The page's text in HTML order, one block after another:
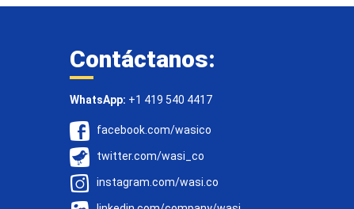
Contáctanos:
WhatsApp: +1 419 540 4417
facebook.com/wasico
twitter.com/wasi_co
instagram.com/wasi.co